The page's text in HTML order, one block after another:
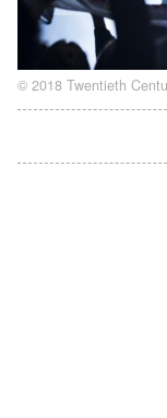
© 2018 Twentieth